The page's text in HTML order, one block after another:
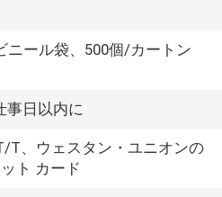
ニール袋、500個/カートン
事日以内に
T、ウェスタン・ユニオンの
ト カード